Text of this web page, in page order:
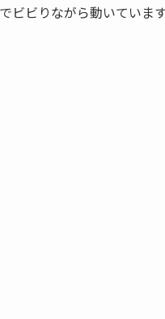
ビビりながら動いています